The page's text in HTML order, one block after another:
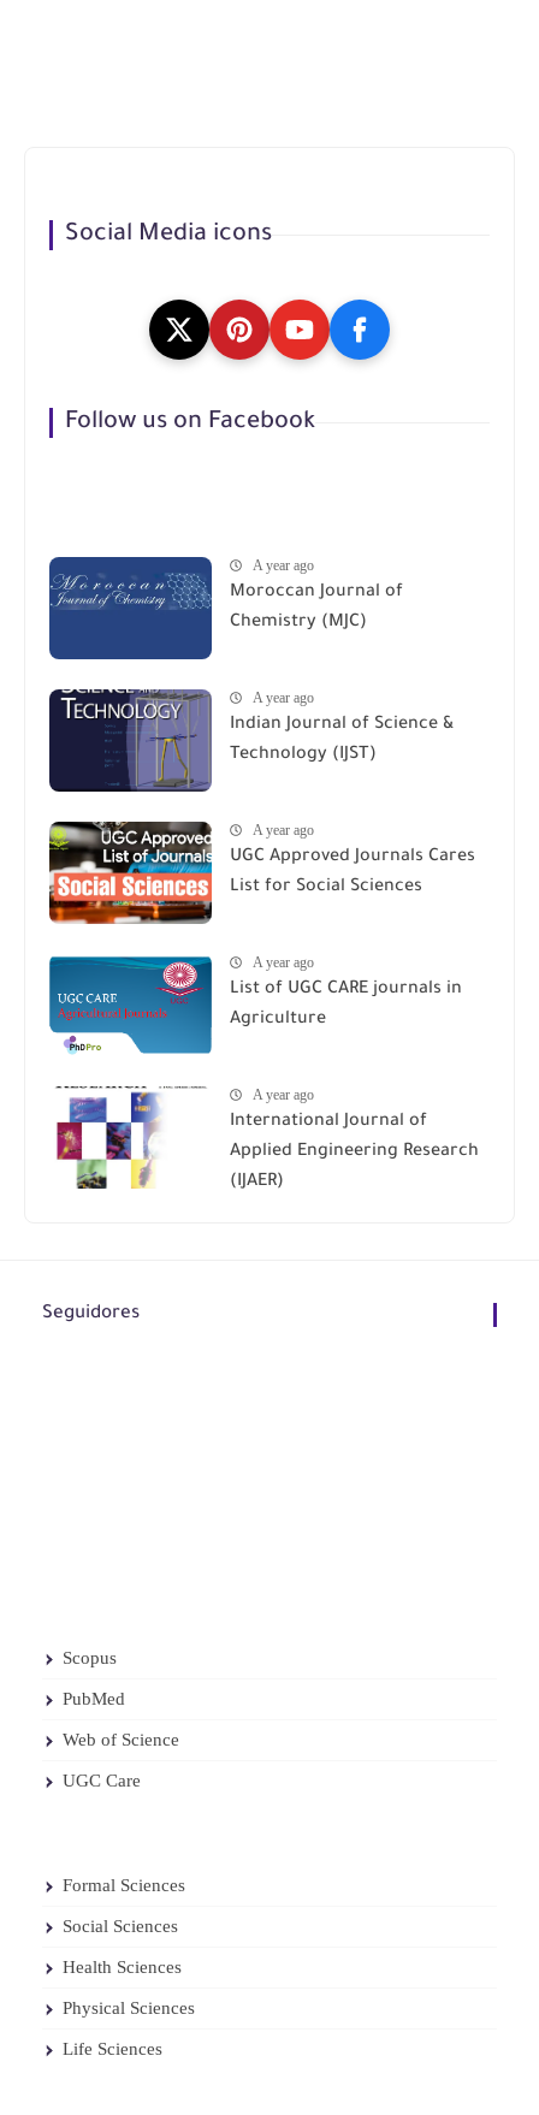
Social Media icons
Follow us on Facebook
A year ago
Moroccan Journal of
Chemistry (MJC)
A year ago
Indian Journal of Science &
Technology (IJST)
A year ago
UGC Approved Journals Cares
List for Social Sciences
A year ago
List of UGC CARE journals in
Agriculture
A year ago
International Journal of
Applied Engineering Research
(IJAER)
Seguidores
Scopus
PubMed
Web of Science
UGC Care
Formal Sciences
Social Sciences
Health Sciences
Physical Sciences
Life Sciences